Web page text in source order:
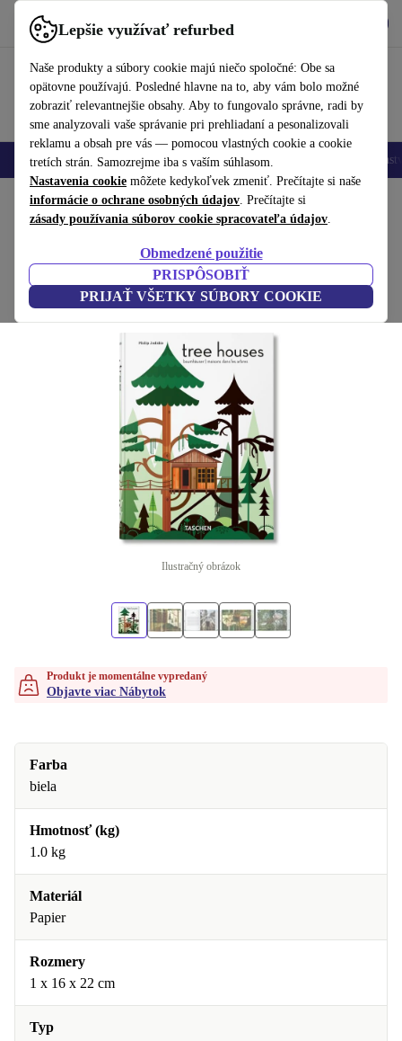
Lepšie využívať refurbed
Naše produkty a súbory cookie majú niečo spoločné: Obe sa
opätovne používajú. Posledné hlavne na to, aby vám bolo možné
zobraziť relevantnejšie obsahy. Aby to fungovalo správne, radi by
sme analyzovali vaše správanie pri prehliadaní a pesonalizovali
reklamu a obsah pre vás — pomocou vlastných cookie a cookie
tretích strán. Samozrejme iba s vaším súhlasom.
Nastavenia cookie môžete kedykoľvek zmeniť. Prečítajte si naše
informácie o ochrane osobných údajov. Prečítajte si
zásady používania súborov cookie spracovateľa údajov.
Obmedzené použitie
PRISPÔSOBIŤ
PRIJAŤ VŠETKY SÚBORY COOKIE
používať refurbed rýchlo a jednoducho
Mobilné telefóny Laptopy Tablety Inteligentné hodinky
Domov Produkty Domácnosť Nábytok
Tree Houses. 45th Ed.
biela
(Zbieranie recenzií)
Ilustračný obrázok
Produkt je momentálne vypredaný
Objavte viac Nábytok
Farba
biela
Hmotnosť (kg)
1.0 kg
Materiál
Papier
Rozmery
1 x 16 x 22 cm
Typ